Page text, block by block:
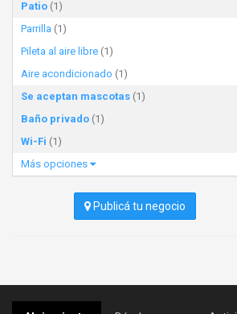
Patio (1)
Parrilla (1)
Pileta al aire libre (1)
Aire acondicionado (1)
Se aceptan mascotas (1)
Baño privado (1)
Wi-Fi (1)
Más opciones
Publicá tu negocio